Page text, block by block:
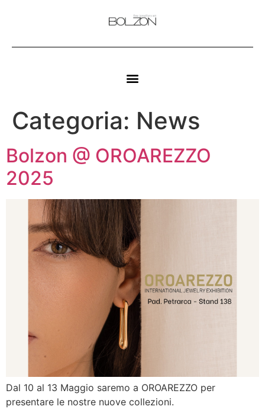
Categoria: News
Bolzon @ OROAREZZO
2025
Dal 10 al 13 Maggio saremo a OROAREZZO per
presentare le nostre nuove collezioni.